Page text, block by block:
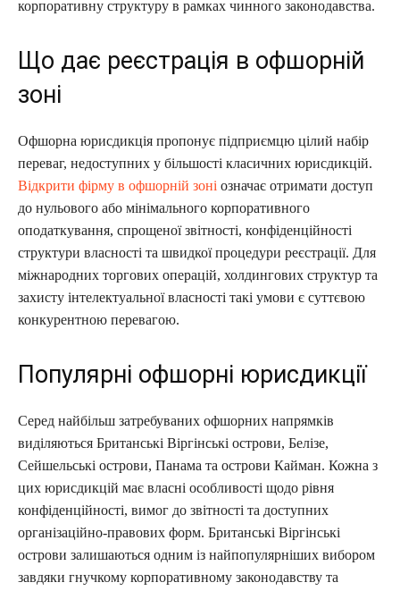
корпоративну структуру в рамках чинного законодавства.
Що дає реєстрація в офшорній
зоні
Офшорна юрисдикція пропонує підприємцю цілий набір
переваг, недоступних у більшості класичних юрисдикцій.
Відкрити фірму в офшорній зоні означає отримати доступ
до нульового або мінімального корпоративного
оподаткування, спрощеної звітності, конфіденційності
структури власності та швидкої процедури реєстрації. Для
міжнародних торгових операцій, холдингових структур та
захисту інтелектуальної власності такі умови є суттєвою
конкурентною перевагою.
Популярні офшорні юрисдикції
Серед найбільш затребуваних офшорних напрямків
виділяються Британські Віргінські острови, Белізе,
Сейшельські острови, Панама та острови Кайман. Кожна з
цих юрисдикцій має власні особливості щодо рівня
конфіденційності, вимог до звітності та доступних
організаційно-правових форм. Британські Віргінські
острови залишаються одним із найпопулярніших вибором
завдяки гнучкому корпоративному законодавству та